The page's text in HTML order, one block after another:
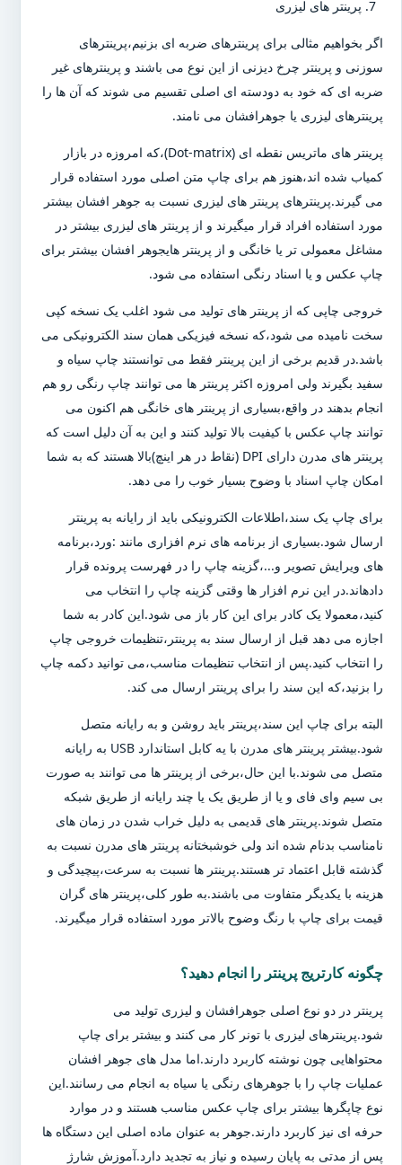
پرینتر های لیزری
اگر بخواهیم مثالی برای پرینترهای ضربه ای بزنیم،پرینترهای
سوزنی و پرینتر چرخ دیزنی از این نوع می باشند و پرینترهای غیر
ضربه ای که خود به دودسته ای اصلی تقسیم می شوند که آن ها را
پرینترهای لیزری یا جوهرافشان می نامند.
پرینتر های ماتریس نقطه ای (Dot-matrix)،که امروزه در بازار
کمیاب شده اند،هنوز هم برای چاپ متن اصلی مورد استفاده قرار
می گیرند.پرینترهای پرینتر های لیزری نسبت به جوهر افشان بیشتر
مورد استفاده افراد قرار میگیرند و از پرینتر های لیزری بیشتر در
مشاغل معمولی تر یا خانگی و از پرینتر هایجوهر افشان بیشتر برای
چاپ عکس و یا اسناد رنگی استفاده می شود.
خروجی چاپی که از پرینتر های تولید می شود اغلب یک نسخه کپی
سخت نامیده می شود،که نسخه فیزیکی همان سند الکترونیکی می
باشد.در قدیم برخی از این پرینتر فقط می توانستند چاپ سیاه و
سفید بگیرند ولی امروزه اکثر پرینتر ها می توانند چاپ رنگی رو هم
انجام بدهند در واقع،بسیاری از پرینتر های خانگی هم اکنون می
توانند چاپ عکس با کیفیت بالا تولید کنند و این به آن دلیل است که
پرینتر های مدرن دارای DPI (نقاط در هر اینچ)بالا هستند که به شما
امکان چاپ اسناد با وضوح بسیار خوب را می دهد.
برای چاپ یک سند،اطلاعات الکترونیکی باید از رایانه به پرینتر
ارسال شود.بسیاری از برنامه های نرم افزاری مانند :ورد،برنامه
های ویرایش تصویر و...،گزینه چاپ را در فهرست پرونده قرار
دادهاند.در این نرم افزار ها وقتی گزینه چاپ را انتخاب می
کنید،معمولا یک کادر برای این کار باز می شود.این کادر به شما
اجازه می دهد قبل از ارسال سند به پرینتر،تنظیمات خروجی چاپ
را انتخاب کنید.پس از انتخاب تنظیمات مناسب،می توانید دکمه چاپ
را بزنید،که این سند را برای پرینتر ارسال می کند.
البته برای چاپ این سند،پرینتر باید روشن و به رایانه متصل
شود.بیشتر پرینتر های مدرن با یه کابل استاندارد USB به رایانه
متصل می شوند.با این حال،برخی از پرینتر ها می توانند به صورت
بی سیم وای فای و یا از طریق یک یا چند رایانه از طریق شبکه
متصل شوند.پرینتر های قدیمی به دلیل خراب شدن در زمان های
نامناسب بدنام شده اند ولی خوشبختانه پرینتر های مدرن نسبت به
گذشته قابل اعتماد تر هستند.پرینتر ها نسبت به سرعت،پیچیدگی و
هزینه با یکدیگر متفاوت می باشند.به طور کلی،پرینتر های گران
قیمت برای چاپ با رنگ وضوح بالاتر مورد استفاده قرار میگیرند.
چگونه کارتریج پرینتر را انجام دهید؟
پرینتر در دو نوع اصلی جوهرافشان و لیزری تولید می
شود.پرینترهای لیزری با تونر کار می کنند و بیشتر برای چاپ
محتواهایی چون نوشته کاربرد دارند.اما مدل های جوهر افشان
عملیات چاپ را با جوهرهای رنگی یا سیاه به انجام می رسانند.این
نوع چاپگرها بیشتر برای چاپ عکس مناسب هستند و در موارد
حرفه ای نیز کاربرد دارند.جوهر به عنوان ماده اصلی این دستگاه ها
پس از مدتی به پایان رسیده و نیاز به تجدید دارد.آموزش شارژ